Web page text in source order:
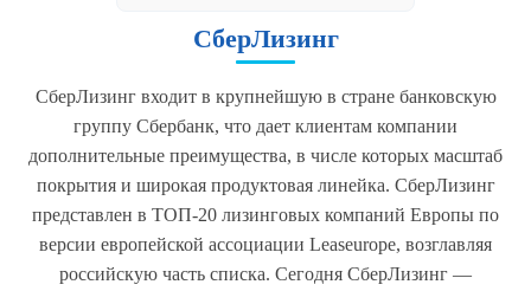
СберЛизинг
СберЛизинг входит в крупнейшую в стране банковскую
группу Сбербанк, что дает клиентам компании
дополнительные преимущества, в числе которых масштаб
покрытия и широкая продуктовая линейка. СберЛизинг
представлен в ТОП-20 лизинговых компаний Европы по
версии европейской ассоциации Leaseurope, возглавляя
российскую часть списка. Сегодня СберЛизинг —